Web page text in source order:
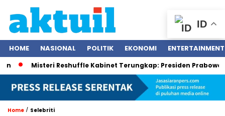
HOME NASIONAL POLITIK EKONOMI ENTERTAINMENT
Misteri Reshuffle Kabinet Terungkap: Presiden Prabowo
Home / Selebriti
ID